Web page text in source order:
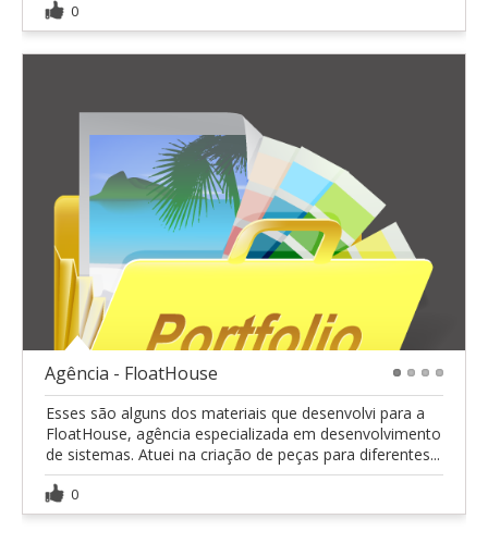
0
Agência - FloatHouse
Esses são alguns dos materiais que desenvolvi para a
FloatHouse, agência especializada em desenvolvimento
de sistemas. Atuei na criação de peças para diferentes...
0